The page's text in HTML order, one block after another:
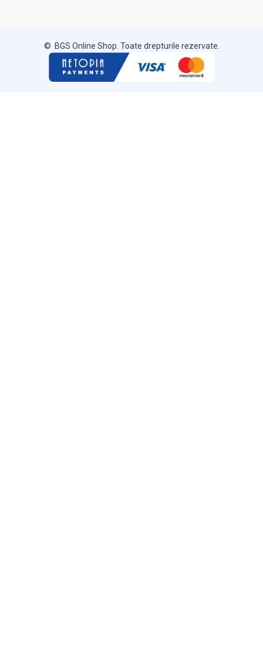
© BGS Online Shop. Toate drepturile rezervate.